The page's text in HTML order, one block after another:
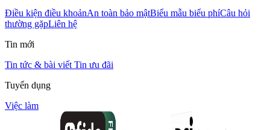
Điều kiện điều khoảnAn toàn bảo mậtBiểu mẫu biểu phíCâu hỏi
thường gặpLiên hệ
Tin mới
Tin tức & bài viết Tin ưu đãi
Tuyển dụng
Việc làm